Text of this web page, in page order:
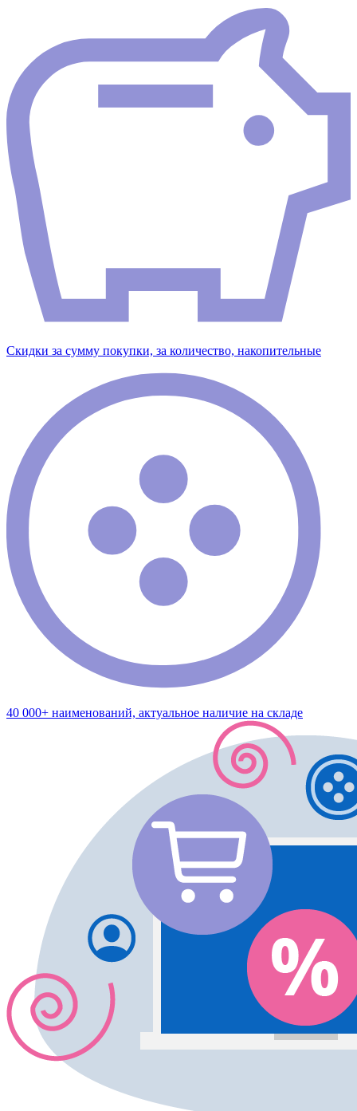
Скидки за сумму покупки, за количество, накопительные
40 000+ наименований, актуальное наличие на складе